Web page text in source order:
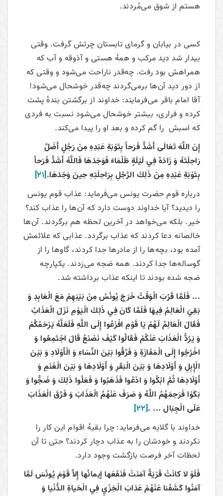
هستم از شوق می‌مُردند.
کسی در بیابان و گرمای تابستان چرتش گرفت. وقتی
بیدار شد دید مرکب و همهٔ هستی و آذوقه و آب که
همراهش بود رفت. چه‌قدر ناراحت می‌شود و وقتی که
از دور دید آن‌ها برمی‌گردند چه‌قدر خوشحال می‌شود!
آقا امام باقر می‌فرمایند: خداوند از برگشتن بندهٔ پشت
کرده و فراری، بیشتر خوشحال می‌شود نسبت به فردی
که اسبش را گم کرده و بعد او را پیدا می‌کند.
إِنَ‏ اللَّهَ‏ تَعَالَى‏ أَشَدُّ فَرَحاً بِتَوْبَةِ عَبْدِهِ مِنْ رَجُلٍ أَضَلَّ
رَاحِلَتَهُ وَ زَادَهُ فِي لَيْلَةٍ ظَلْمَاءَ فَوَجَدَهَا فَاللَّهُ أَشَدُّ فَرَحاً
بِتَوْبَةِ عَبْدِهِ مِنْ ذَلِكَ الرَّجُلِ بِرَاحِلَتِهِ حِينَ وَجَدَهَا.[21]
درباره قوم حضرت یونس می‌فرماید: عذاب قوم یونس
را دیدید؟ آیا خداوند دوست دارد که آن‌ها را عذاب کند؟
خیر. بلکه می‌خواهد در آخرین لحظه هم برگردند. آن‌ها
خالصانه دعا کردند که عذاب برگردد. عذابی که علائمش
آمده بود، بچه‌ها را از مادرها جدا کردند، گاوها را از
گوساله‌ها جدا کردند. همه ضجه می‌زدند. یکپارچه
ضجه شده بودند تا اینکه عذاب برداشته شد.
... فَلَمَّا قَرُبَ الْوَقْتُ خَرَجَ يُونُسُ مِنْ بَيْنِهِمْ مَعَ الْعَابِدِ وَ
بَقِيَ الْعَالِمُ فِيهَا فَلَمَّا كَانَ فِي ذَلِكَ الْيَوْمِ نَزَلَ الْعَذَابُ
فَقَالَ الْعَالِمُ لَهُمْ يَا قَوْمِ افْزَعُوا إِلَى اللَّهِ فَلَعَلَّهُ يَرْحَمُكُمْ
وَ يَرُدُّ الْعَذَابَ عَنْكُمْ فَقَالُوا كَيْفَ نَصْنَعُ قَالَ اجْتَمِعُوا وَ
اخْرُجُوا إِلَى‏ الْمَفَازَةِ وَ فَرِّقُوا بَيْنَ النِّسَاءِ وَ الْأَوْلَادِ وَ بَيْنَ
الْإِبِلِ وَ أَوْلَادِهَا وَ بَيْنَ الْبَقَرِ وَ أَوْلَادِهَا وَ بَيْنَ الْغَنَمِ وَ
أَوْلَادِهَا ثُمَّ ابْكُوا وَ ادْعُوا فَذَهَبُوا وَ فَعَلُوا ذَلِكَ وَ ضَجُّوا وَ
بَكَوْا فَرَحِمَهُمُ اللَّهُ وَ صَرَفَ عَنْهُمُ الْعَذَابَ وَ فَرَّقَ الْعَذَابَ
عَلَى الْجِبَال ... .[22]
خداوند با گلایه می‌فرماید: چرا بقیهٔ اقوام این کار را
نکردند و خودشان را به عذاب دچار کردند؟ حتی تا آن
لحظات آخر فرصت بازگشت وجود دارد.
فَلَوْ لا كانَتْ قَرْيَةٌ آمَنَتْ فَنَفَعَها إيمانُها إِلاَّ قَوْمَ يُونُسَ لَمَّا
آمَنُوا كَشَفْنا عَنْهُمْ عَذابَ الْخِزْيِ فِي الْحَياةِ الدُّنْيا وَ